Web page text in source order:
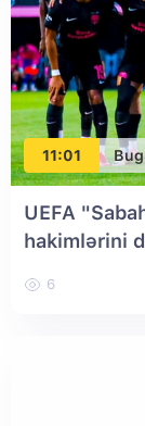
11:01
UEFA
hakimlərini
6